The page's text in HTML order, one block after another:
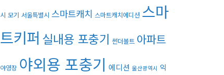
시 모기 서울특별시 스마트캐치 스마트캐치에디션 스마
트키퍼 실내용 포충기 썬더볼트 아파트
야영장 야외용 포충기 에디션 울산광역시 익